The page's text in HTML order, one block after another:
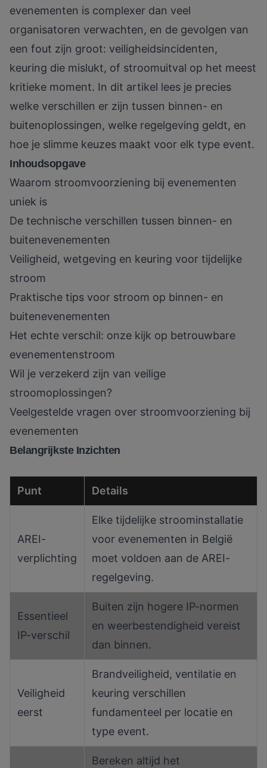
evenementen is complexer dan veel
organisatoren verwachten, en de gevolgen van
een fout zijn groot: veiligheidsincidenten,
keuring die mislukt, of stroomuitval op het meest
kritieke moment. In dit artikel lees je precies
welke verschillen er zijn tussen binnen- en
buitenoplossingen, welke regelgeving geldt, en
hoe je slimme keuzes maakt voor elk type event.
Inhoudsopgave
Waarom stroomvoorziening bij evenementen
uniek is
De technische verschillen tussen binnen- en
buitenevenementen
Veiligheid, wetgeving en keuring voor tijdelijke
stroom
Praktische tips voor stroom op binnen- en
buitenevenementen
Het echte verschil: onze kijk op betrouwbare
evenementenstroom
Wil je verzekerd zijn van veilige
stroomoplossingen?
Veelgestelde vragen over stroomvoorziening bij
evenementen
Belangrijkste Inzichten
Punt Details
AREI-
verplichting
Elke tijdelijke stroominstallatie
voor evenementen in België
moet voldoen aan de AREI-
regelgeving.
Essentieel
IP-verschil
Buiten zijn hogere IP-normen
en weerbestendigheid vereist
dan binnen.
Veiligheid
eerst
Brandveiligheid, ventilatie en
keuring verschillen
fundamenteel per locatie en
type event.
Bereken altijd het